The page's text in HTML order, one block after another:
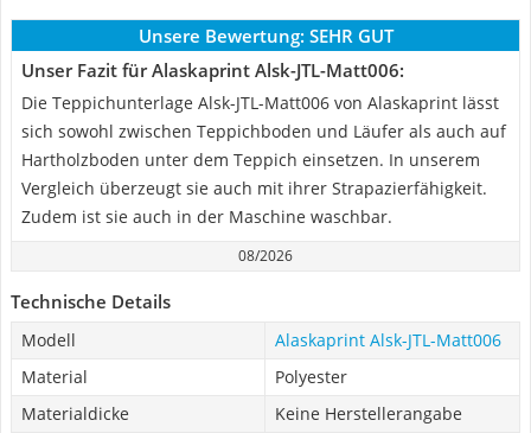
Unsere Bewertung: SEHR GUT
Unser Fazit für Alaskaprint Alsk-JTL-Matt006:
Die Teppichunterlage ‎Alsk-JTL-Matt006 von Alaskaprint lässt
sich sowohl zwischen Teppichboden und Läufer als auch auf
Hartholzboden unter dem Teppich einsetzen. In unserem
Vergleich überzeugt sie auch mit ihrer Strapazierfähigkeit.
Zudem ist sie auch in der Maschine waschbar.
08/2026
Technische Details
Modell
Alaskaprint Alsk-JTL-Matt006
Material
Polyester
Materialdicke
Keine Herstellerangabe